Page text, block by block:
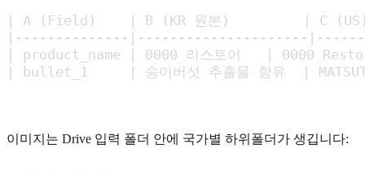
| A (Field)    | B (KR 원본)         |
|--------------|---------------------
| product_name | 0000 리스토어   | 0000
| bullet_1     | 송이버섯 추출물 함유  |
이미지는 Drive 입력 폴더 안에 국가별 하위폴더가 생깁니다: